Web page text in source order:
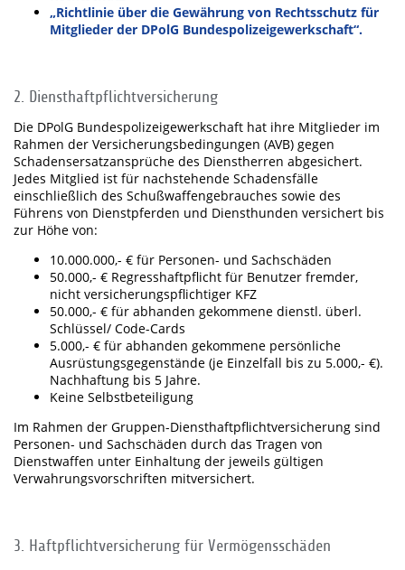
„Richtlinie über die Gewährung von Rechtsschutz für
Mitglieder der DPolG Bundespolizeigewerkschaft“.
2. Diensthaftpflichtversicherung
Die DPolG Bundespolizeigewerkschaft hat ihre Mitglieder im
Rahmen der Versicherungsbedingungen (AVB) gegen
Schadensersatzansprüche des Dienstherren abgesichert.
Jedes Mitglied ist für nachstehende Schadensfälle
einschließlich des Schußwaffengebrauches sowie des
Führens von Dienstpferden und Diensthunden versichert bis
zur Höhe von:
10.000.000,- € für Personen- und Sachschäden
50.000,- € Regresshaftpflicht für Benutzer fremder,
nicht versicherungspflichtiger KFZ
50.000,- € für abhanden gekommene dienstl. überl.
Schlüssel/ Code-Cards
5.000,- € für abhanden gekommene persönliche
Ausrüstungsgegenstände (je Einzelfall bis zu 5.000,- €).
Nachhaftung bis 5 Jahre.
Keine Selbstbeteiligung
Im Rahmen der Gruppen-Diensthaftpflichtversicherung sind
Personen- und Sachschäden durch das Tragen von
Dienstwaffen unter Einhaltung der jeweils gültigen
Verwahrungsvorschriften mitversichert.
3. Haftpflichtversicherung für Vermögensschäden